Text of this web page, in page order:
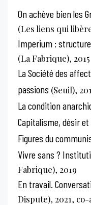
On achève bien les
(Les liens qui
Imperium :
(La Fabrique), 2015
La Société des
passions (Seuil),
La condition
Capitalisme, désir
Figures du
Vivre sans ?
Fabrique), 2019
En travail.
Dispute), 2021,